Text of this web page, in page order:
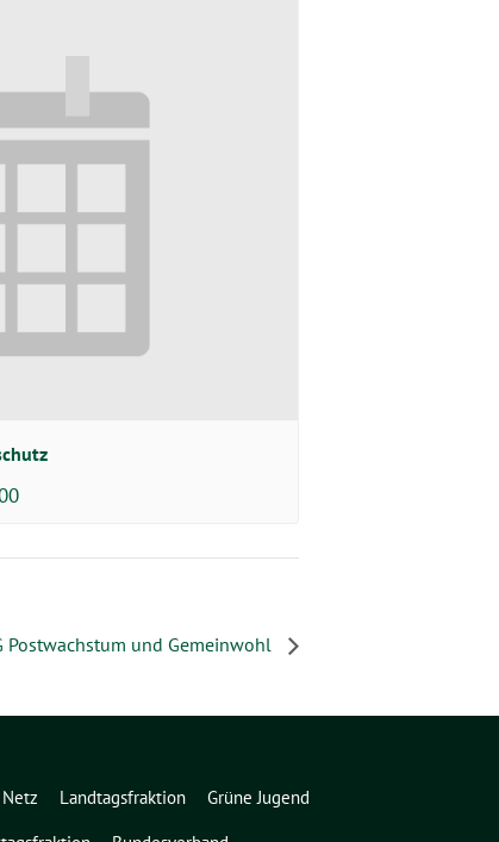
Postwachstum und Gemeinwohl
Landtagsfraktion
Grüne Jugend